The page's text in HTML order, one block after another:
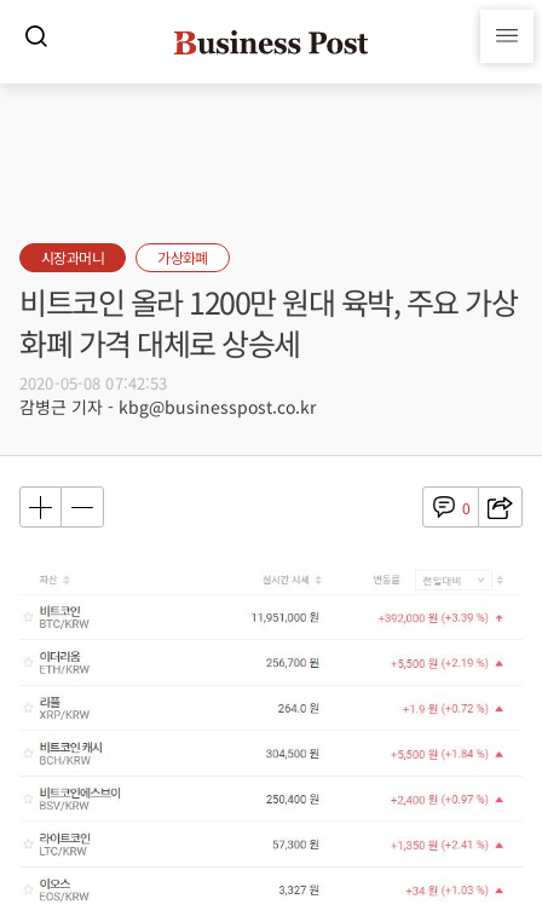
시장과머니 가상화폐
비트코인 올라 1200만 원대 육박, 주요 가상
화폐 가격 대체로 상승세
2020-05-08 07:42:53
감병근 기자 - kbg@businesspost.co.kr
0